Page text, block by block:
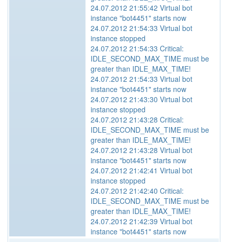
24.07.2012 21:55:42 Virtual bot
instance "bot4451" starts now
24.07.2012 21:54:33 Virtual bot
instance stopped
24.07.2012 21:54:33 Critical:
IDLE_SECOND_MAX_TIME must be
greater than IDLE_MAX_TIME!
24.07.2012 21:54:33 Virtual bot
instance "bot4451" starts now
24.07.2012 21:43:30 Virtual bot
instance stopped
24.07.2012 21:43:28 Critical:
IDLE_SECOND_MAX_TIME must be
greater than IDLE_MAX_TIME!
24.07.2012 21:43:28 Virtual bot
instance "bot4451" starts now
24.07.2012 21:42:41 Virtual bot
instance stopped
24.07.2012 21:42:40 Critical:
IDLE_SECOND_MAX_TIME must be
greater than IDLE_MAX_TIME!
24.07.2012 21:42:39 Virtual bot
instance "bot4451" starts now